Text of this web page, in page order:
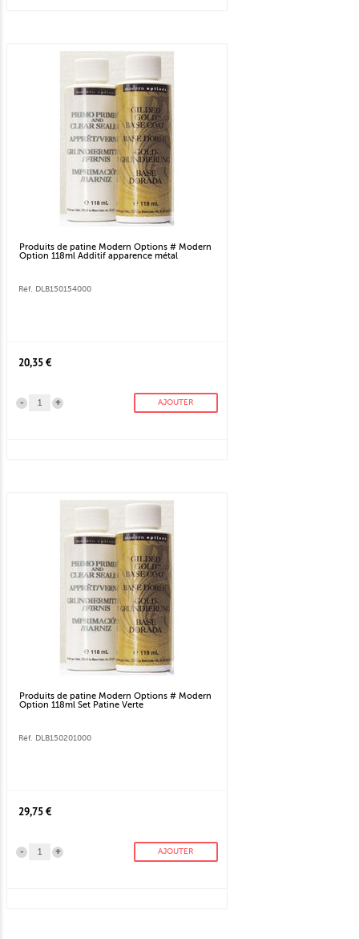
Produits de patine Modern Options # Modern
Option 118ml Additif apparence métal
Réf. DLB150154000
20,35 €
+
- AJOUTER
Produits de patine Modern Options # Modern
Option 118ml Set Patine Verte
Réf. DLB150201000
29,75 €
+
- AJOUTER